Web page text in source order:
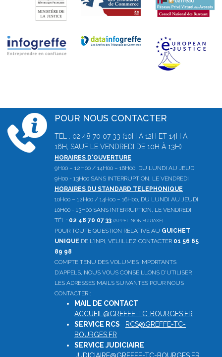
POUR NOUS CONTACTER
TÉL : 02 48 70 07 33 (10H À 12H ET 14H À
16H, SAUF LE VENDREDI DE 10H À 13H)
HORAIRES D'OUVERTURE
9H00 – 12H00 / 14H00 – 16H00, DU LUNDI AU JEUDI
9H00 - 13H00 SANS INTERRUPTION, LE VENDREDI
HORAIRES DU STANDARD TELEPHONIQUE
10H00 – 12H00 / 14H00 – 16H00, DU LUNDI AU JEUDI
10H00 - 13H00 SANS INTERRUPTION, LE VENDREDI
TÉL : 02 48 70 07 33 (APPEL NON SURTAXÉ)
POUR TOUTE QUESTION RELATIVE AU GUICHET
UNIQUE DE L'INPI, VEUILLEZ CONTACTER 01 56 65
89 98
COMPTE TENU DES VOLUMES IMPORTANTS
D'APPELS, NOUS VOUS CONSEILLONS D'UTILISER
LES ADRESSES MAILS SUIVANTES POUR NOUS
CONTACTER :
MAIL DE CONTACT
ACCUEIL@GREFFE-TC-BOURGES.FR
SERVICE RCS
RCS@GREFFE-TC-
BOURGES.FR
SERVICE JUDICIAIRE